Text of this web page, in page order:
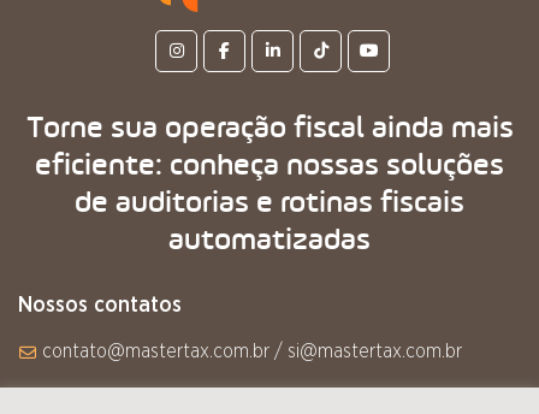
Torne sua operação fiscal ainda mais
eficiente: conheça nossas soluções
de auditorias e rotinas fiscais
automatizadas
Nossos contatos
contato@mastertax.com.br / si@mastertax.com.br